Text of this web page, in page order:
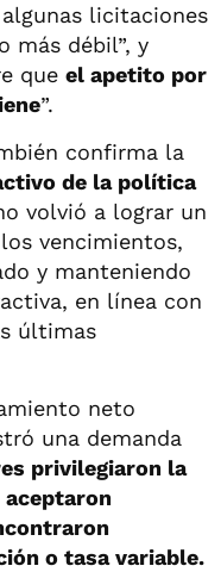
licitaciones
más débil”, y
que el apetito por
”.
confirma la
de la política
volvió a lograr un
vencimientos,
y manteniendo
en línea con
últimas
neto
una demanda
privilegiaron la
o tasa variable.